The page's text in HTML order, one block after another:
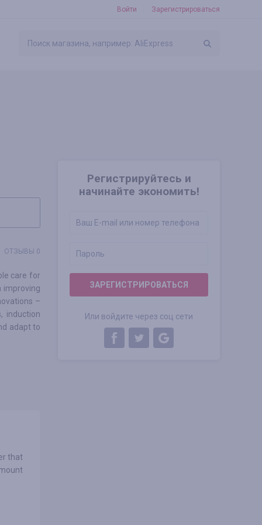
Войти Зарегистрироваться
Регистрируйтесь и
начинайте экономить!
ЗАРЕГИСТРИРОВАТЬСЯ
Или войдите через соц сети
ОТЗЫВЫ 0
care for
improving
–
induction
adapt to
that